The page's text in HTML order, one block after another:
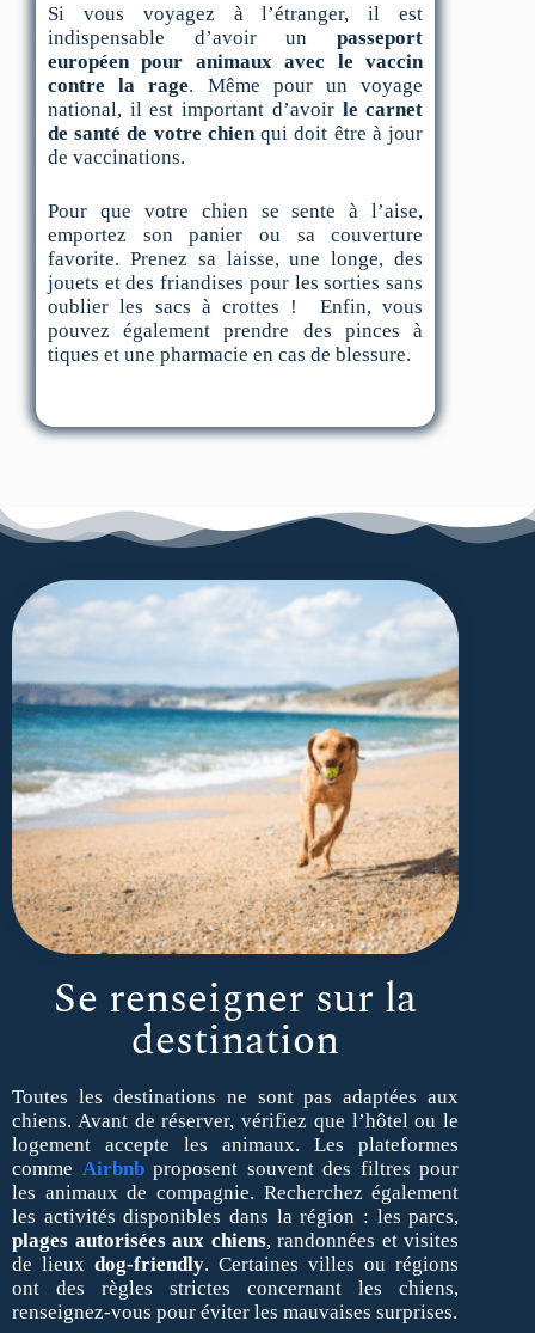
Si vous voyagez à l’étranger, il est
indispensable d’avoir unpasseport
européen pour animaux avec le vaccin
contre la rage. Même pour un voyage
national, il est important d’avoir le carnet
de santé de votre chienqui doit être à jour
de vaccinations.
Pour que votre chien se sente à l’aise,
emportez son panier ou sa couverture
favorite. Prenez sa laisse, une longe, des
jouets et des friandises pour les sorties sans
oublier les sacs à crottes ! Enfin, vous
pouvez également prendre des pinces à
tiques et une pharmacie en cas de blessure.
Se renseigner sur la
destination
Toutes les destinations ne sont pas adaptées aux
chiens. Avant de réserver, vérifiez que l’hôtel ou le
logement accepte les animaux. Les plateformes
comme Airbnbproposent souvent des filtres pour
les animaux de compagnie. Recherchez également
les activités disponibles dans la région : les parcs,
plages autorisées aux chiens, randonnées et visites
de lieuxdog-friendly. Certaines villes ou régions
ont des règles strictes concernant les chiens,
renseignez-vous pour éviter les mauvaises surprises.